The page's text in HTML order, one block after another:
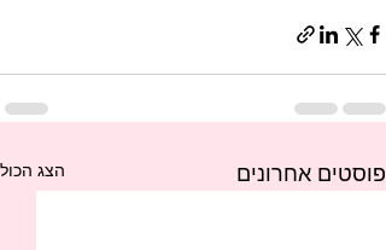
פוסטים אחרונים הצג הכול